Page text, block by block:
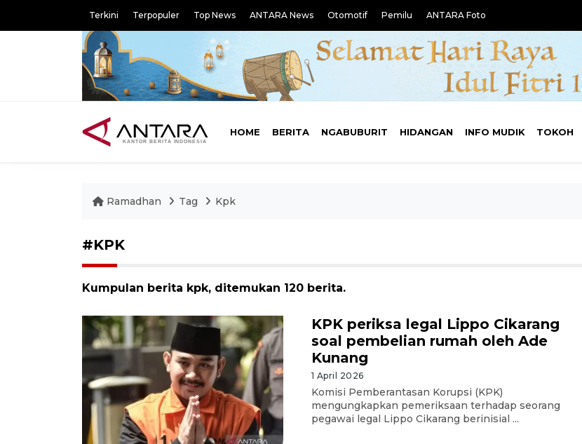
Terkini Terpopuler Top News ANTARA News Otomotif Pemilu ANTARA Foto
HOME BERITA NGABUBURIT HIDANGAN INFO MUDIK TOKOH
Ramadhan Tag Kpk
#KPK
Kumpulan berita kpk, ditemukan 120 berita.
KPK periksa legal Lippo Cikarang
soal pembelian rumah oleh Ade
Kunang
1 April 2026
Komisi Pemberantasan Korupsi (KPK)
mengungkapkan pemeriksaan terhadap seorang
pegawai legal Lippo Cikarang berinisial ...